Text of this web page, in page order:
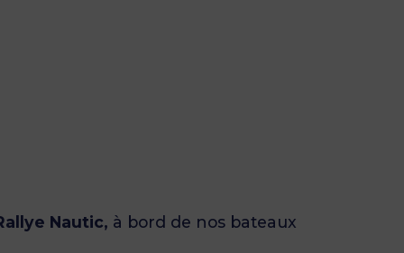
Nautic, à bord de nos bateaux